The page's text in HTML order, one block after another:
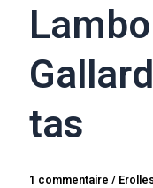
tas
1 commentaire /